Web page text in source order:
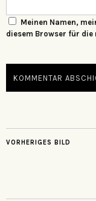
Meinen Namen,
diesem Browser für
VORHERIGES BILD